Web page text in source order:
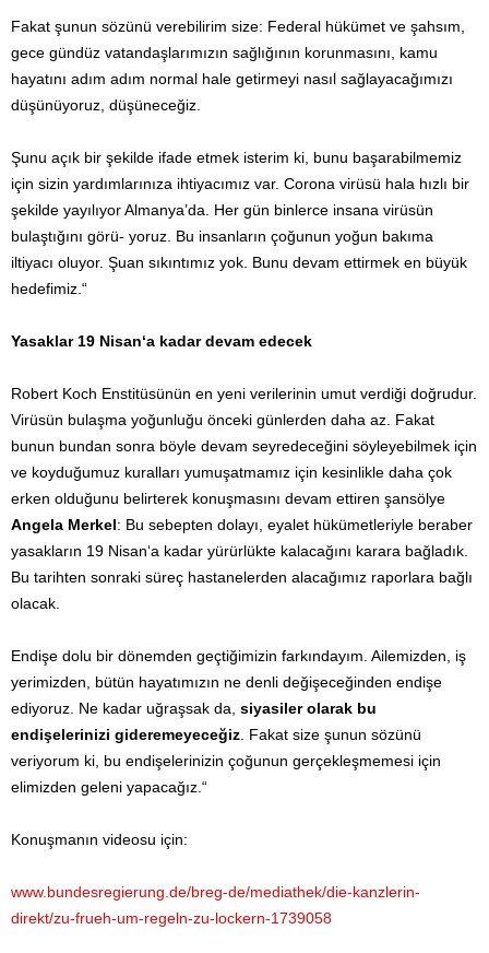
Fakat şunun sözünü verebilirim size: Federal hükümet ve şahsım,
gece gündüz vatandaşlarımızın sağlığının korunmasını, kamu
hayatını adım adım normal hale getirmeyi nasıl sağlayacağımızı
düşünüyoruz, düşüneceğiz.
Şunu açık bir şekilde ifade etmek isterim ki, bunu başarabilmemiz
için sizin yardımlarınıza ihtiyacımız var. Corona virüsü hala hızlı bir
şekilde yayılıyor Almanya’da. Her gün binlerce insana virüsün
bulaştığını görü- yoruz. Bu insanların çoğunun yoğun bakıma
iltiyacı oluyor. Şuan sıkıntımız yok. Bunu devam ettirmek en büyük
hedefimiz.“
Yasaklar 19 Nisan‘a kadar devam edecek
Robert Koch Enstitüsünün en yeni verilerinin umut verdiği doğrudur.
Virüsün bulaşma yoğunluğu önceki günlerden daha az. Fakat
bunun bundan sonra böyle devam seyredeceğini söyleyebilmek için
ve koyduğumuz kuralları yumuşatmamız için kesinlikle daha çok
erken olduğunu belirterek konuşmasını devam ettiren şansölye
Angela Merkel: Bu sebepten dolayı, eyalet hükümetleriyle beraber
yasakların 19 Nisan‘a kadar yürürlükte kalacağını karara bağladık.
Bu tarihten sonraki süreç hastanelerden alacağımız raporlara bağlı
olacak.
Endişe dolu bir dönemden geçtiğimizin farkındayım. Ailemizden, iş
yerimizden, bütün hayatımızın ne denli değişeceğinden endişe
ediyoruz. Ne kadar uğraşsak da, siyasiler olarak bu
endişelerinizi gideremeyeceğiz. Fakat size şunun sözünü
veriyorum ki, bu endişelerinizin çoğunun gerçekleşmemesi için
elimizden geleni yapacağız.“
Konuşmanın videosu için:
www.bundesregierung.de/breg-de/mediathek/die-kanzlerin-
direkt/zu-frueh-um-regeln-zu-lockern-1739058